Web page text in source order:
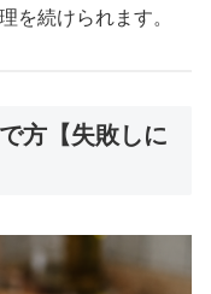
を続けられます。
方【失敗しに